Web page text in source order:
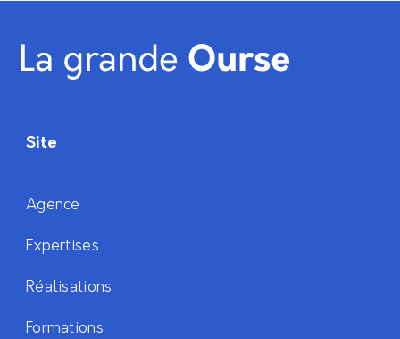
Site
Agence
Expertises
Réalisations
Formations